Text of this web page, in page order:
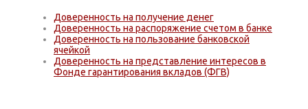
Доверенность на получение денег
Доверенность на распоряжение счетом в банке
Доверенность на пользование банковской
ячейкой
Доверенность на представление интересов в
Фонде гарантирования вкладов (ФГВ)